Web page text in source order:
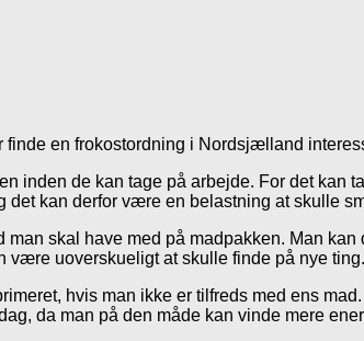
en frokostordning i Nordsjælland
inden de kan tage på arbejde. For det kan
kan derfor være en belastning at skulle
skal have med på madpakken. Man
være uoverskueligt at skulle finde på nye ting.
hvis man ikke er tilfreds med ens
da man på den måde kan vinde mere